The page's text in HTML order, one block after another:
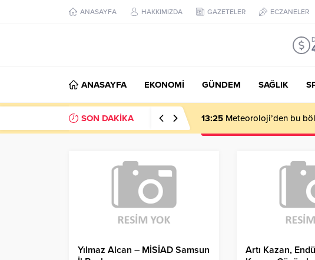
ANASAYFA HAKKIMIZDA GAZETELER ECZANELER
ANASAYFA EKONOMİ GÜNDEM SAĞLIK
SON DAKİKA 13:25 Meteoroloji’den bu
Yılmaz Alcan – MİSİAD Samsun
Artı Kazan,